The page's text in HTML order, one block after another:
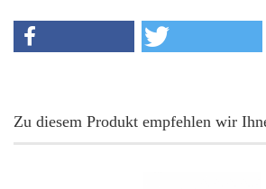
Zu diesem Produkt empfehlen wir